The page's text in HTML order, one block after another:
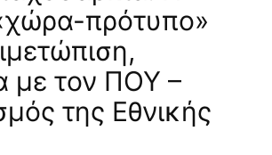
πρότυπο»
με τον ΠΟΥ –
της Εθνικής